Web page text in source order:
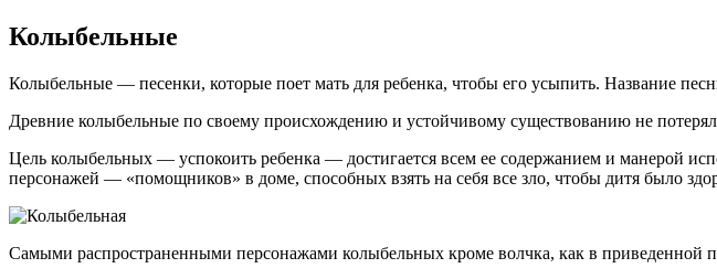
Колыбельные
Колыбельные — песенки, которые поет мать для ребенка, чтобы его усыпить. Название
Древние колыбельные по своему происхождению и устойчивому существованию не
Цель колыбельных — успокоить ребенка — достигается всем ее содержанием и манерой
персонажей — «помощников» в доме, способных взять на себя все зло, чтобы дитя было
Самыми распространенными персонажами колыбельных кроме волчка, как в приведенной